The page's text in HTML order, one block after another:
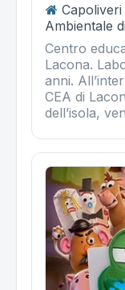
Ambientale
Centro
Lacona.
anni.
CEA di
dell’isola,